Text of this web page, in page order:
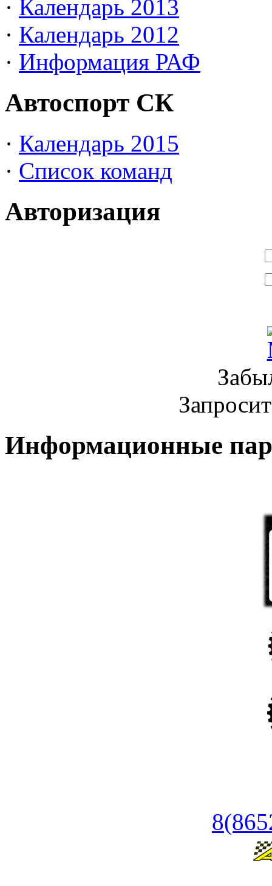
· Календарь 2013
· Календарь 2012
· Информация РАФ
Автоспорт СК
· Календарь 2015
· Список команд
Авторизация
Информационные